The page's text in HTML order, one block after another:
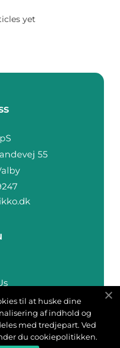
yet
til at huske dine
af indhold og
med tredjepart. Ved
du cookiepolitikken.